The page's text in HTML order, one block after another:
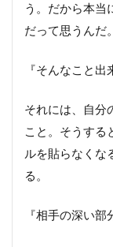
う。だから本当
だって思うんだ。
『そんなこと出
それには、自分
こと。そうする
ルを貼らなくな
る。
『相手の深い部